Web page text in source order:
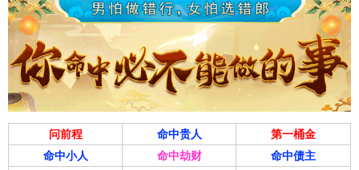
问前程 命中贵人
第一桶金
命中小人
命中劫财
命中债主